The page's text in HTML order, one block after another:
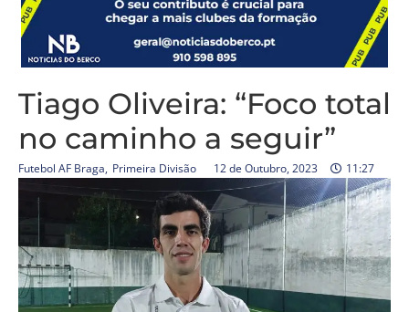
Tiago Oliveira: “Foco total
no caminho a seguir”
Futebol AF Braga, Primeira Divisão 12 de Outubro, 2023 11:27